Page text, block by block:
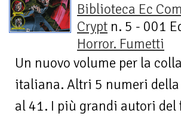
Biblioteca Ec
Crypt n. 5 - 001
Horror. Fumetti
Un nuovo volume per la
italiana. Altri 5 numeri
al 41. I più grandi autori